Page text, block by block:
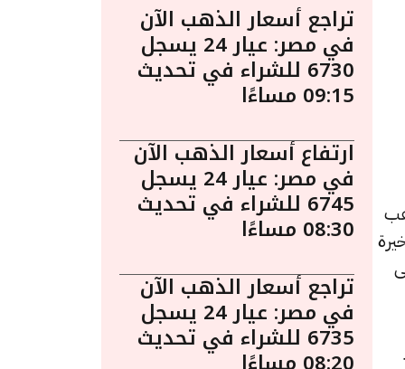
يُعد الذهب
تراجع أسعار الذهب الآن
في مصر: عيار 24 يسجل
6730 للشراء في تحديث
09:15 مساءًا
ارتفاع أسعار الذهب الآن
في مصر: عيار 24 يسجل
6745 للشراء في تحديث
08:30 مساءًا
تراجع أسعار الذهب الآن
في مصر: عيار 24 يسجل
6735 للشراء في تحديث